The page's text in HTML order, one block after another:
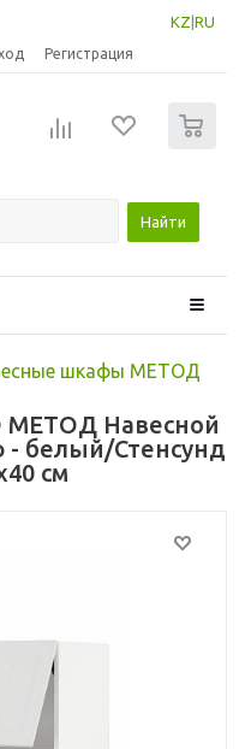
KZ RU
Регистрация
Найти
шкафы МЕТОД
МЕТОД Навесной
белый/Стенсунд
см